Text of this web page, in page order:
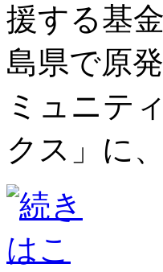
援する基
島県で原
ミュニテ
クス」に